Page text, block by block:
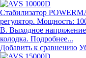
Стабилизатор
регулятор. Мощность:
В. Выходное
колодка. Подробнее...
Добавить к сравнению